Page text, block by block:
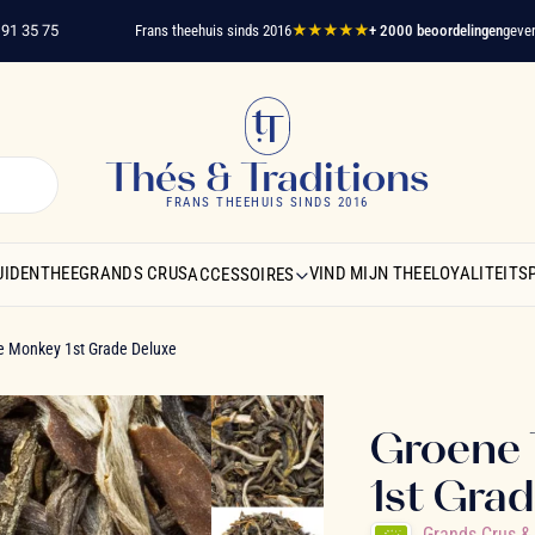
Frans theehuis sinds 2016★★★★★+ 2000 beoordelingen
Thés & Traditions
FRANS THEEHUIS SINDS 2016
GRANDS CRUSACCESSOIRES VIND MIJN THEE
Monkey 1st Grade Deluxe
Groene
1st